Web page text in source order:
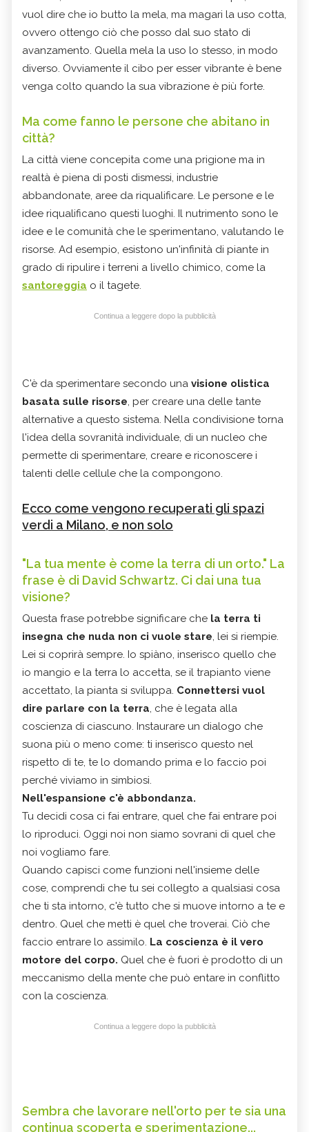
vuol dire che io butto la mela, ma magari la uso cotta,
ovvero ottengo ciò che posso dal suo stato di
avanzamento. Quella mela la uso lo stesso, in modo
diverso. Ovviamente il cibo per esser vibrante è bene
venga colto quando la sua vibrazione è più forte.
Ma come fanno le persone che abitano in
città?
La città viene concepita come una prigione ma in
realtà è piena di posti dismessi, industrie
abbandonate, aree da riqualificare. Le persone e le
idee riqualificano questi luoghi. Il nutrimento sono le
idee e le comunità che le sperimentano, valutando le
risorse. Ad esempio, esistono un'infinità di piante in
grado di ripulire i terreni a livello chimico, come la
santoreggia o il tagete.
Continua a leggere dopo la pubblicità
C'è da sperimentare secondo una visione olistica
basata sulle risorse, per creare una delle tante
alternative a questo sistema. Nella condivisione torna
l'idea della sovranità individuale, di un nucleo che
permette di sperimentare, creare e riconoscere i
talenti delle cellule che la compongono.
Ecco come vengono recuperati gli spazi
verdi a Milano, e non solo
"La tua mente è come la terra di un orto." La
frase è di David Schwartz. Ci dai una tua
visione?
Questa frase potrebbe significare che la terra ti
insegna che nuda non ci vuole stare, lei si riempie.
Lei si coprirà sempre. Io spiàno, inserisco quello che
io mangio e la terra lo accetta, se il trapianto viene
accettato, la pianta si sviluppa. Connettersi vuol
dire parlare con la terra, che è legata alla
coscienza di ciascuno. Instaurare un dialogo che
suona più o meno come: ti inserisco questo nel
rispetto di te, te lo domando prima e lo faccio poi
perché viviamo in simbiosi.
Nell'espansione c'è abbondanza.
Tu decidi cosa ci fai entrare, quel che fai entrare poi
lo riproduci. Oggi noi non siamo sovrani di quel che
noi vogliamo fare.
Quando capisci come funzioni nell'insieme delle
cose, comprendi che tu sei collegto a qualsiasi cosa
che ti sta intorno, c'è tutto che si muove intorno a te e
dentro. Quel che metti è quel che troverai. Ciò che
faccio entrare lo assimilo. La coscienza è il vero
motore del corpo. Quel che è fuori è prodotto di un
meccanismo della mente che può entare in conflitto
con la coscienza.
Continua a leggere dopo la pubblicità
Sembra che lavorare nell'orto per te sia una
continua scoperta e sperimentazione...